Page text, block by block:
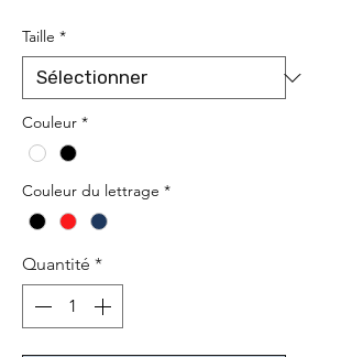
Taille *
Couleur *
Couleur du lettrage *
Quantité *